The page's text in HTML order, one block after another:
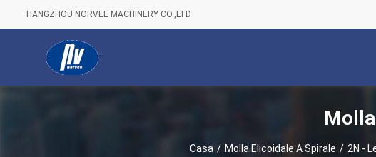
HANGZHOU NORVEE MACHINERY CO.,LTD
Casa / Molla Elicoidale A Spirale / 2N -